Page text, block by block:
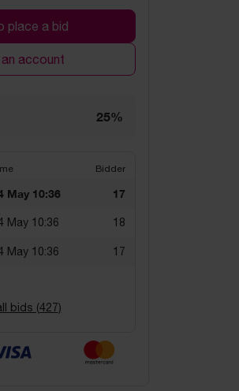
place a bid
account
25%
Bidder
May 10:36 17
May 10:36 18
May 10:36 17
bids (427)